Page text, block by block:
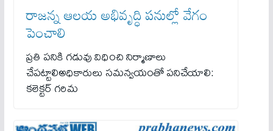
రాజన్న ఆలయ అభివృద్ధి పనుల్లో వేగం
పెంచాలి
ప్రతి పనికి గడువు విధించి నిర్మాణాలు
చేపట్టాలిఅధికారులు సమన్వయంతో పనిచేయాలి:
కలెక్టర్ గరిమ